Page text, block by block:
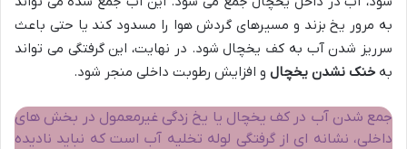
به مرور یخ بزند و مسیرهای گردش هوا را مسدود کند یا حتی باعث
سرریز شدن آب به کف یخچال شود. در نهایت، این گرفتگی می تواند
به خنک نشدن یخچال و افزایش رطوبت داخلی منجر شود.
جمع شدن آب در کف یخچال یا یخ زدگی غیرمعمول در بخش های
داخلی، نشانه ای از گرفتگی لوله تخلیه آب است که نباید نادیده